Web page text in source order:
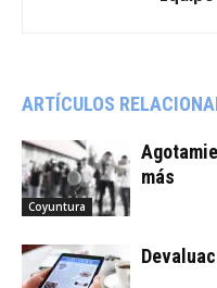
ARTÍCULOS
Coyuntura
más